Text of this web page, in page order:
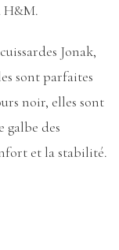
H&M.
Jonak,
sont parfaites
noir, elles sont
galbe des
et la stabilité.